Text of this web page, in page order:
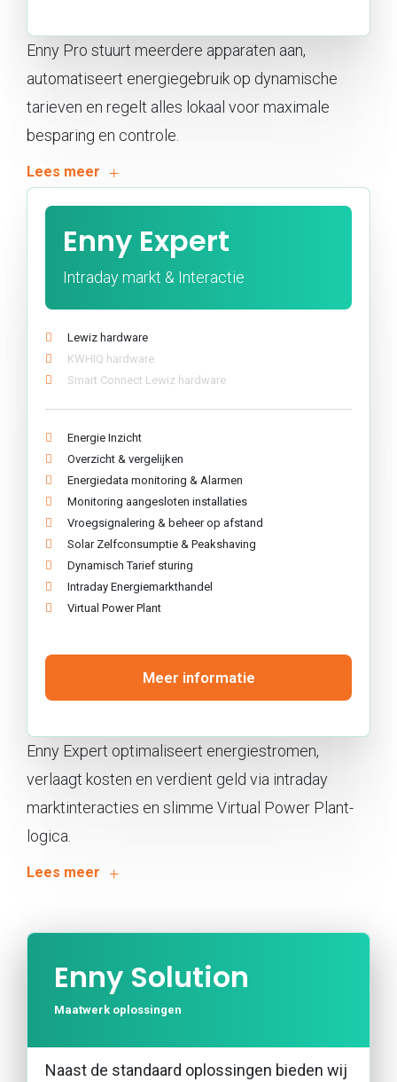
Enny Pro stuurt meerdere apparaten aan,
automatiseert energiegebruik op dynamische
tarieven en regelt alles lokaal voor maximale
besparing en controle.
Enny Expert
Intraday markt & Interactie
Lewiz hardware
KWHIQ hardware
Smart Connect Lewiz hardware
Energie Inzicht
Overzicht & vergelijken
Energiedata monitoring & Alarmen
Monitoring aangesloten installaties
Vroegsignalering & beheer op afstand
Solar Zelfconsumptie & Peakshaving
Dynamisch Tarief sturing
Intraday Energiemarkthandel
Virtual Power Plant
Meer informatie
Enny Expert optimaliseert energiestromen,
verlaagt kosten en verdient geld via intraday
marktinteracties en slimme Virtual Power Plant-
logica.
Enny Solution
Maatwerk oplossingen
Naast de standaard oplossingen bieden wij